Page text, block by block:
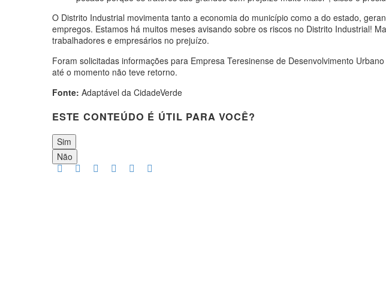
O Distrito Industrial movimenta tanto a economia do município como a do estado,
empregos. Estamos há muitos meses avisando sobre os riscos no Distrito Industrial!
trabalhadores e empresários no prejuízo.
Foram solicitadas informações para Empresa Teresinense de Desenvolvimento
até o momento não teve retorno.
Fonte: Adaptável da CidadeVerde
ESTE CONTEÚDO É ÚTIL PARA VOCÊ?
Sim
Não